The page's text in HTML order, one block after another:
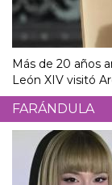
Más de 20 años
León XIV visitó
FARÁNDULA